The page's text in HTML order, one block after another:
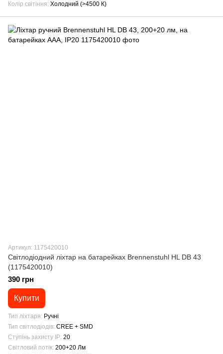
Колір світіння Холодний (>4500 К)
Артикул: 1175420010
Світлодіодний ліхтар на батарейках Brennenstuhl HL DB 43
(1175420010)
390 грн
Купити
Тип ліхтаря
Ручні
Тип світлодіодів CREE + SMD
Ступінь захисту IP 20
Світловий потік 200+20 Лм